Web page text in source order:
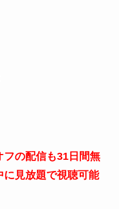
フの配信も31日間無
見放題で視聴可能